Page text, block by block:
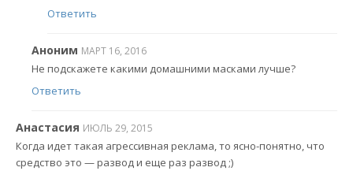
Ответить
Аноним МАРТ 16, 2016
Не подскажете какими домашними масками лучше?
Ответить
Анастасия ИЮЛЬ 29, 2015
Когда идет такая агрессивная реклама, то ясно-понятно, что
средство это — развод и еще раз развод ;)